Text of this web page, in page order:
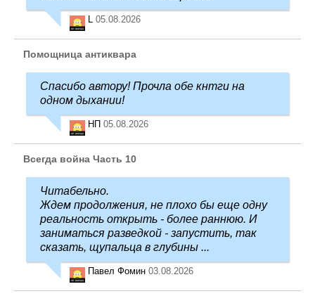
L 05.08.2026
Помощница антиквара
Спасибо автору! Прочла обе кнтги на
одном дыхании!
НП 05.08.2026
Всегда война Часть 10
Читабельно.
Ждем продолжения, не плохо бы еще одну
реальность открыть - более раннюю. И
заниматься разведкой - запустить, так
сказать, щупальца в глубины ...
Павел Фомин 03.08.2026